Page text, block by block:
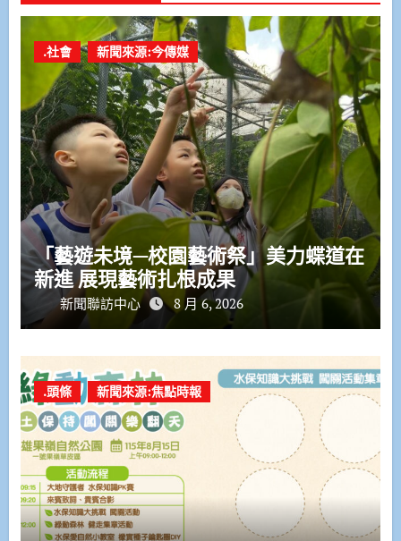
.社會 新聞來源:今傳媒
「藝遊未境—校園藝術祭」美力蝶道在
新進 展現藝術扎根成果
新聞聯訪中心 8 月 6, 2026
.頭條 新聞來源:焦點時報